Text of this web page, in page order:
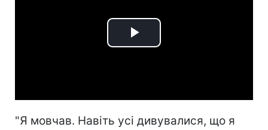
Play
"Я мовчав. Навіть усі дивувалися, що я